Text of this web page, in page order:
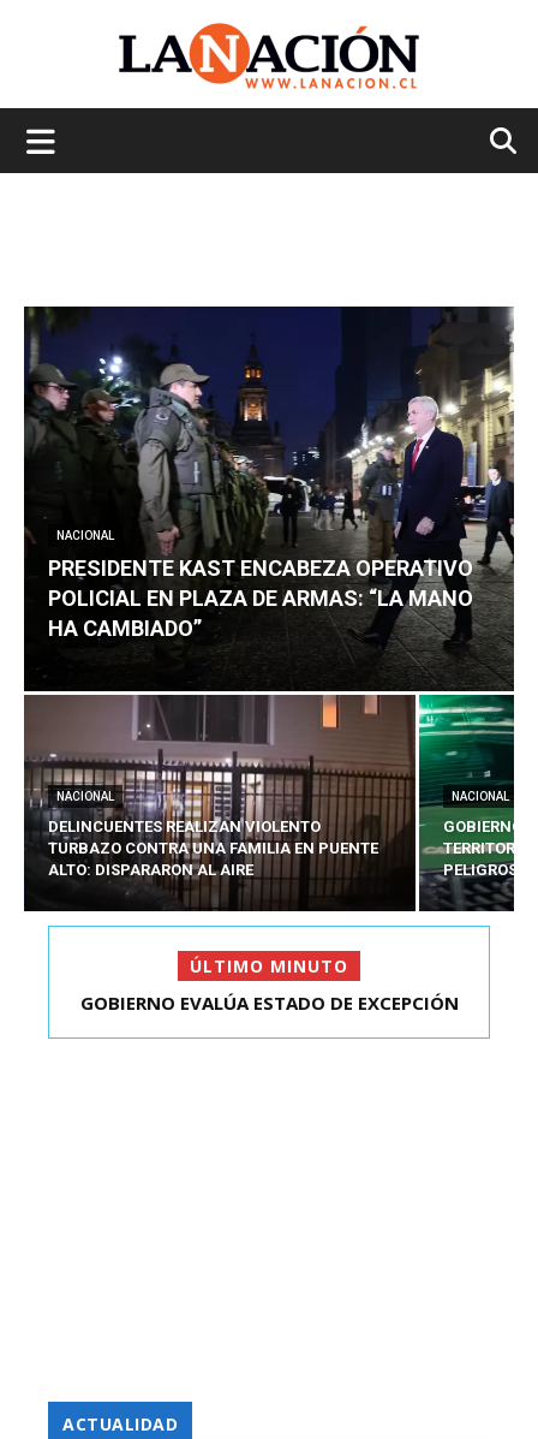
NACIONAL
PRESIDENTE KAST ENCABEZA OPERATIVO
POLICIAL EN PLAZA DE ARMAS: “LA MANO
HA CAMBIADO”
NACIONAL
DELINCUENTES REALIZAN VIOLENTO
TURBAZO CONTRA UNA FAMILIA EN PUENTE
ALTO: DISPARARON AL AIRE
NACIONAL
GOBIERNO
PELIGROSOS
ÚLTIMO MINUTO
PRESIDENTE KAST ENCABEZA OPERATIVO
GOBIERNO EVALÚA ESTADO DE EXCEPCIÓN
ACTUALIDAD